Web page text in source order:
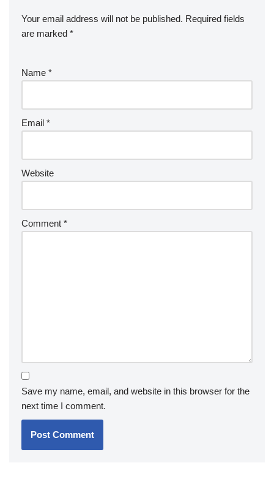
Your email address will not be published. Required fields
are marked *
Name *
Email *
Website
Comment *
Save my name, email, and website in this browser for the
next time I comment.